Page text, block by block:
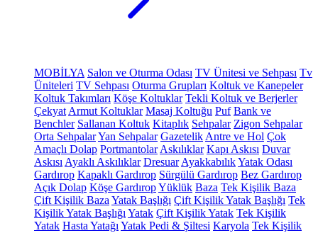
MOBİLYA Salon ve Oturma Odası TV Ünitesi ve Sehpası Tv
Üniteleri TV Sehpası Oturma Grupları Koltuk ve Kanepeler
Koltuk Takımları Köşe Koltuklar Tekli Koltuk ve Berjerler
Çekyat Armut Koltuklar Masaj Koltuğu Puf Bank ve
Benchler Sallanan Koltuk Kitaplık Sehpalar Zigon Sehpalar
Orta SehpalarYan Sehpalar Gazetelik Antre ve Hol Çok
Amaçlı Dolap Portmantolar Askılıklar Kapı Askısı Duvar
Askısı Ayaklı Askılıklar Dresuar AyakkabılıkYatak Odası
Gardırop Kapaklı Gardırop Sürgülü Gardırop Bez Gardırop
Açık Dolap Köşe GardıropYüklük Baza Tek Kişilik Baza
Çift Kişilik Baza Yatak Başlığı Çift Kişilik Yatak Başlığı Tek
Kişilik Yatak Başlığı Yatak Çift Kişilik Yatak Tek Kişilik
Yatak Hasta Yatağı Yatak Pedi & Şiltesi Karyola Tek Kişilik